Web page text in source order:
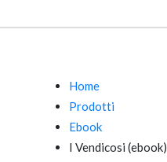
Home
Prodotti
Ebook
I Vendicosi (ebook)